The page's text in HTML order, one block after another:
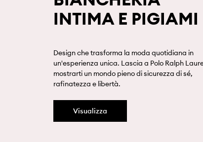
INTIMA E PIGIAMI
Design che trasforma la moda quotidiana in
un'esperienza unica. Lascia a Polo Ralph
mostrarti un mondo pieno di sicurezza di sé,
rafinatezza e libertà.
Visualizza